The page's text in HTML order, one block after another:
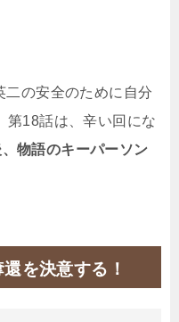
二の安全のために自分
第18話は、辛い回にな
物語のキーパーソン
を決意する！